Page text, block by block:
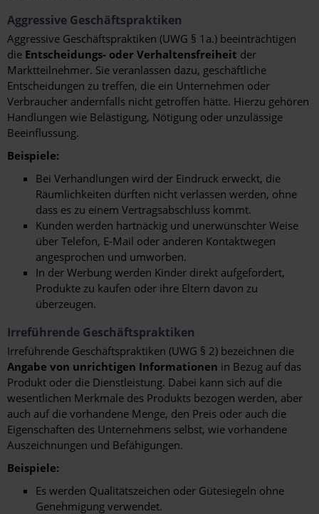
Aggressive Geschäftspraktiken
Aggressive Geschäftspraktiken (UWG § 1a.) beeinträchtigen
die Entscheidungs- oder Verhaltensfreiheit der
Marktteilnehmer. Sie veranlassen dazu, geschäftliche
Entscheidungen zu treffen, die ein Unternehmen oder
Verbraucher andernfalls nicht getroffen hätte. Hierzu gehören
Handlungen wie Belästigung, Nötigung oder unzulässige
Beeinflussung.
Beispiele:
Bei Verhandlungen wird der Eindruck erweckt, die
Räumlichkeiten dürften nicht verlassen werden, ohne
dass es zu einem Vertragsabschluss kommt.
Kunden werden hartnäckig und unerwünschter Weise
über Telefon, E-Mail oder anderen Kontaktwegen
angesprochen und umworben.
In der Werbung werden Kinder direkt aufgefordert,
Produkte zu kaufen oder ihre Eltern davon zu
überzeugen.
Irreführende Geschäftspraktiken
Irreführende Geschäftspraktiken (UWG § 2) bezeichnen die
Angabe von unrichtigen Informationen in Bezug auf das
Produkt oder die Dienstleistung. Dabei kann sich auf die
wesentlichen Merkmale des Produkts bezogen werden, aber
auch auf die vorhandene Menge, den Preis oder auch die
Eigenschaften des Unternehmens selbst, wie vorhandene
Auszeichnungen und Befähigungen.
Beispiele:
Es werden Qualitätszeichen oder Gütesiegeln ohne
Genehmigung verwendet.